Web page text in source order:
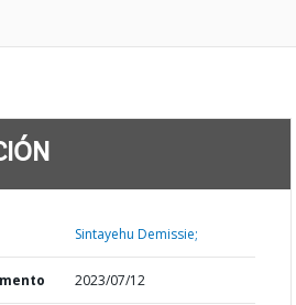
Sintayehu Demissie;
2023/07/12